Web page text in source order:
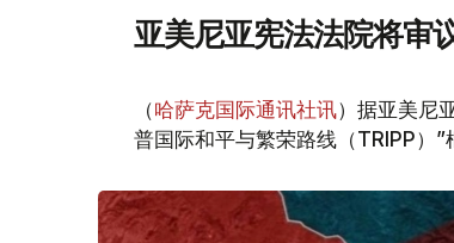
亚美尼亚宪法法院将审
（哈萨克国际通讯社讯）据亚美尼
普国际和平与繁荣路线（TRIPP）”